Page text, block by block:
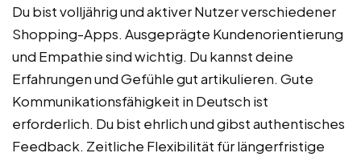
Du bist volljährig und aktiver Nutzer verschiedener
Shopping-Apps. Ausgeprägte Kundenorientierung
und Empathie sind wichtig. Du kannst deine
Erfahrungen und Gefühle gut artikulieren. Gute
Kommunikationsfähigkeit in Deutsch ist
erforderlich. Du bist ehrlich und gibst authentisches
Feedback. Zeitliche Flexibilität für längerfristige